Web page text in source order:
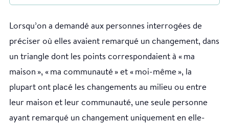
Lorsqu’on a demandé aux personnes interrogées de
préciser où elles avaient remarqué un changement, dans
un triangle dont les points correspondaient à « ma
maison », « ma communauté » et « moi-même », la
plupart ont placé les changements au milieu ou entre
leur maison et leur communauté, une seule personne
ayant remarqué un changement uniquement en elle-